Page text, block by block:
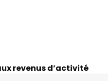
revenus d’activité